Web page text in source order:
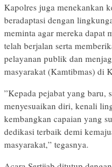
​Kapolres juga menekankan
beradaptasi dengan
meminta agar mereka dapat
telah berjalan serta
pelayanan publik dan
masyarakat (Kamtibmas) di
​”Kepada pejabat yang baru,
menyesuaikan diri, kenali
kembangkan capaian yang
dedikasi terbaik demi
masyarakat,” tegasnya.